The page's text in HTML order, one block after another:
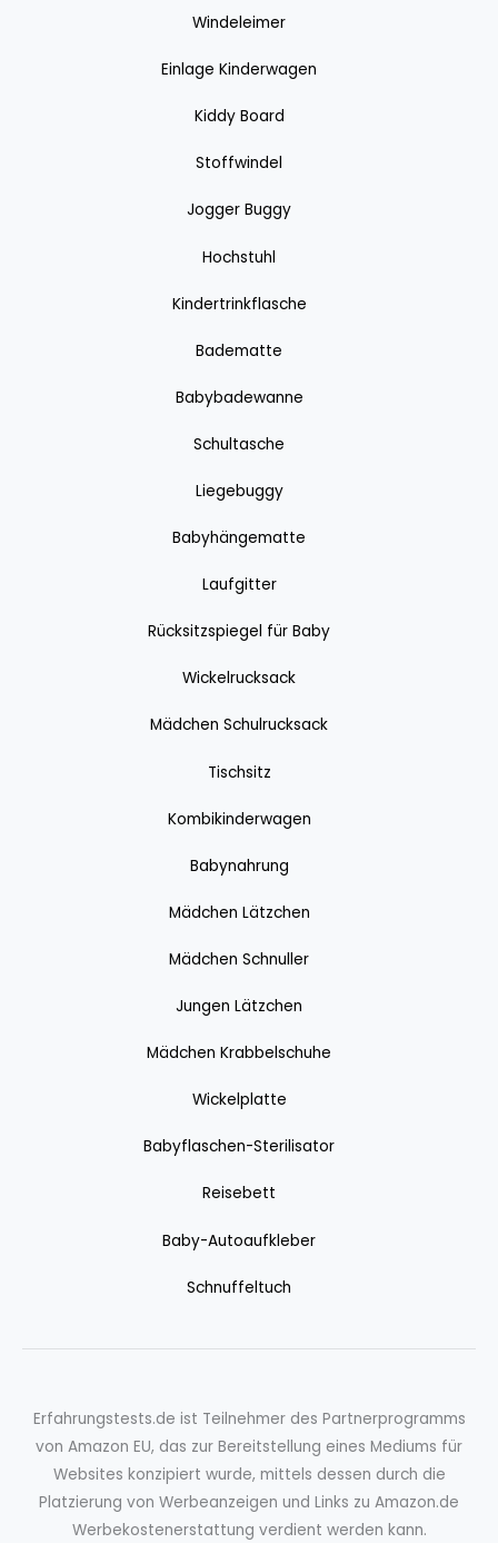
Windeleimer
Einlage Kinderwagen
Kiddy Board
Stoffwindel
Jogger Buggy
Hochstuhl
Kindertrinkflasche
Badematte
Babybadewanne
Schultasche
Liegebuggy
Babyhängematte
Laufgitter
Rücksitzspiegel für Baby
Wickelrucksack
Mädchen Schulrucksack
Tischsitz
Kombikinderwagen
Babynahrung
Mädchen Lätzchen
Mädchen Schnuller
Jungen Lätzchen
Mädchen Krabbelschuhe
Wickelplatte
Babyflaschen-Sterilisator
Reisebett
Baby-Autoaufkleber
Schnuffeltuch
Erfahrungstests.de ist Teilnehmer des Partnerprogramms
von Amazon EU, das zur Bereitstellung eines Mediums für
Websites konzipiert wurde, mittels dessen durch die
Platzierung von Werbeanzeigen und Links zu Amazon.de
Werbekostenerstattung verdient werden kann.